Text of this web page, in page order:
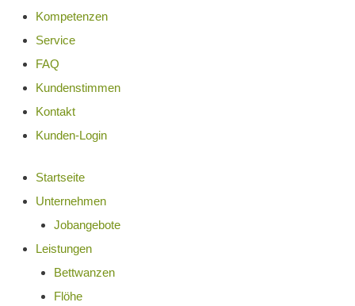
Kompetenzen
Service
FAQ
Kundenstimmen
Kontakt
Kunden-Login
Startseite
Unternehmen
Jobangebote
Leistungen
Bettwanzen
Flöhe